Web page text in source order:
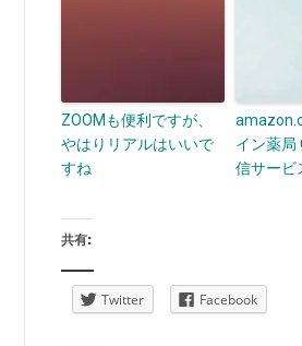
ZOOMも便利ですが、
やはりリアルはいいで
すね
イン薬局
信サービ
共有:
Twitter Facebook